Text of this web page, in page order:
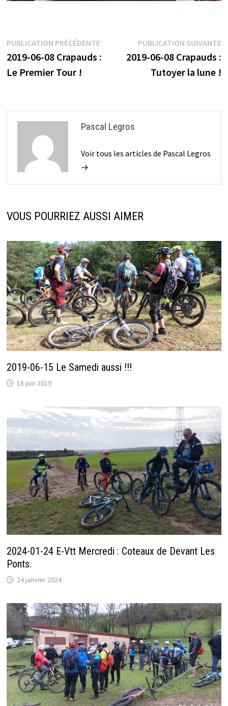
Navigation
de
PUBLICATION PRÉCÉDENTEPublication
précédente :
2019-06-08 Crapauds :
Le Premier Tour !
PUBLICATION SUIVANTE
2019-06-08 Crapauds :
Tutoyer la lune !
Pascal Legros
Voir tous les articles de Pascal Legros
→
VOUS POURRIEZ AUSSI AIMER
2019-06-15 Le Samedi aussi !!!
18 juin 2019
2024-01-24 E-Vtt Mercredi : Coteaux de Devant Les
Ponts.
24 janvier 2024